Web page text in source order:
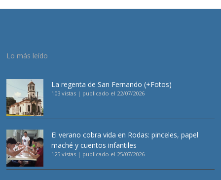
Lo más leído
La regenta de San Fernando (+Fotos)
103 vistas | publicado el 22/07/2026
El verano cobra vida en Rodas: pinceles, papel
maché y cuentos infantiles
125 vistas | publicado el 25/07/2026